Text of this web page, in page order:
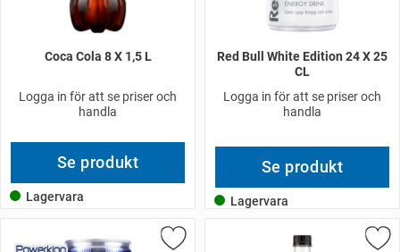
Coca Cola 8 X 1,5 L
Logga in för att se priser och
handla
Se produkt
Lagervara
Red Bull White Edition 24 X 25
CL
Logga in för att se priser och
handla
Se produkt
Lagervara